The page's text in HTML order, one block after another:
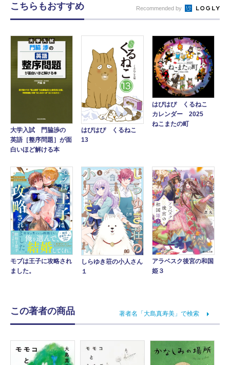
こちらもおすすめ Recommended by
大学入試 門脇渉の
英語［整序問題］が面
白いほど解ける本
はぴはぴ くるねこ
13
はぴはぴ くるねこ
カレンダー 2025
ねこまたの町
モブは王子に攻略され
ました。
しらゆき荘の小人さん
１
アラベスク後宮の和国
姫３
この著者の商品 著者名「大島真寿美」で検索